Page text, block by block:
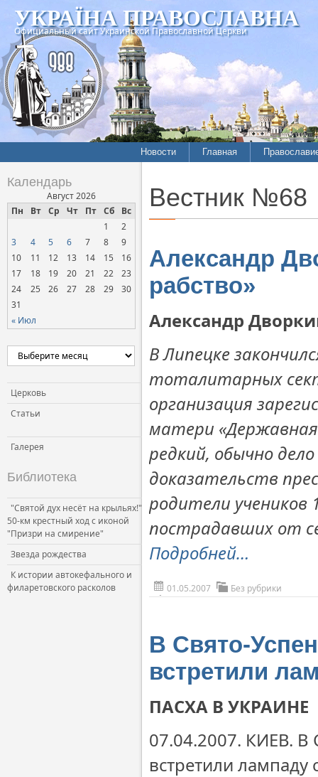
УКРАЇНА ПРАВОСЛАВНА
Официальный сайт Украинской Православной Церкви
Новости Главная
Календарь
Август 2026
Пн
Вт Ср Чт Пт Сб Вс
« Июл
1
2
3
4 5 6 7 8
9
10
11 12 13 14 15
16
17
18 19 20 21 22
23
24
25 26 27 28 29
30
31
Церковь
Статьи
Галерея
Библиотека
"Святой дух несёт на крыльях!"
50-км крестный ход с иконой
"Призри на смирение"
Звезда рождества
К истории автокефального и
филаретовского расколов
Вестник №68
Александр
рабство»
Александр
В Липецке
тоталитарных
организация
матери
редкий, обычно
доказательств
родители учеников
пострадавших от
Подробней…
01.05.2007 Без рубрики
В Свято-
встретили
ПАСХА В УКРАИНЕ
07.04.2007. КИЕВ. В
встретили